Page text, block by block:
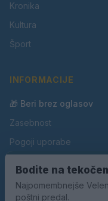
Kronika
Kultura
Šport
INFORMACIJE
🎁 Beri brez oglasov
Zasebnost
Pogoji uporabe
Oglaševanje
Bodite na
Najpomembnejše
poštni predal.